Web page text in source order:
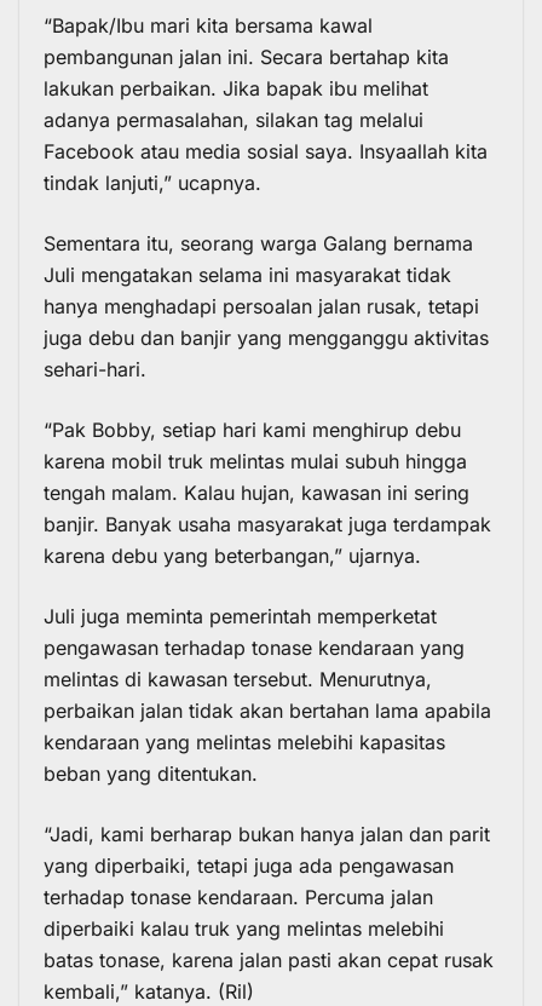
“Bapak/Ibu mari kita bersama kawal
pembangunan jalan ini. Secara bertahap kita
lakukan perbaikan. Jika bapak ibu melihat
adanya permasalahan, silakan tag melalui
Facebook atau media sosial saya. Insyaallah kita
tindak lanjuti,” ucapnya.
Sementara itu, seorang warga Galang bernama
Juli mengatakan selama ini masyarakat tidak
hanya menghadapi persoalan jalan rusak, tetapi
juga debu dan banjir yang mengganggu aktivitas
sehari-hari.
“Pak Bobby, setiap hari kami menghirup debu
karena mobil truk melintas mulai subuh hingga
tengah malam. Kalau hujan, kawasan ini sering
banjir. Banyak usaha masyarakat juga terdampak
karena debu yang beterbangan,” ujarnya.
Juli juga meminta pemerintah memperketat
pengawasan terhadap tonase kendaraan yang
melintas di kawasan tersebut. Menurutnya,
perbaikan jalan tidak akan bertahan lama apabila
kendaraan yang melintas melebihi kapasitas
beban yang ditentukan.
“Jadi, kami berharap bukan hanya jalan dan parit
yang diperbaiki, tetapi juga ada pengawasan
terhadap tonase kendaraan. Percuma jalan
diperbaiki kalau truk yang melintas melebihi
batas tonase, karena jalan pasti akan cepat rusak
kembali,” katanya. (Ril)